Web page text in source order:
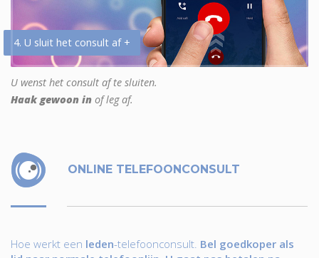
4. U sluit het consult af +
U wenst het consult af te sluiten.
Haak gewoon in of leg af.
ONLINE TELEFOONCONSULT
Hoe werkt een leden-telefoonconsult. Bel goedkoper als